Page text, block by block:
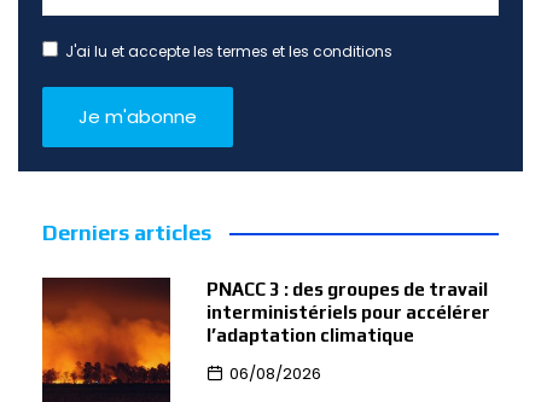
J'ai lu et accepte les termes et les conditions
Derniers articles
PNACC 3 : des groupes de travail
interministériels pour accélérer
l’adaptation climatique
06/08/2026